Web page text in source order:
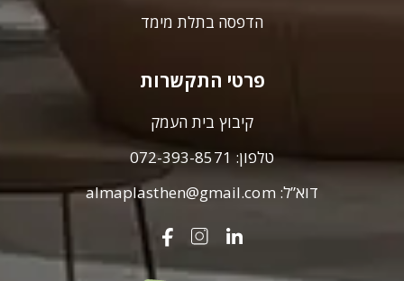
הדפסה בתלת מימד
פרטי התקשרות
קיבוץ בית העמק
טלפון: 072-393-8571
דוא”ל:almaplasthen@gmail.com